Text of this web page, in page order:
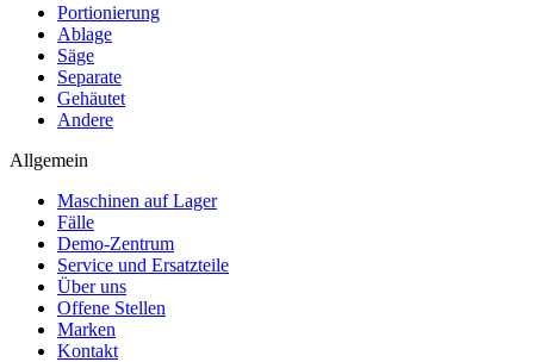
Portionierung
Ablage
Säge
Separate
Gehäutet
Andere
Allgemein
Maschinen auf Lager
Fälle
Demo-Zentrum
Service und Ersatzteile
Über uns
Offene Stellen
Marken
Kontakt